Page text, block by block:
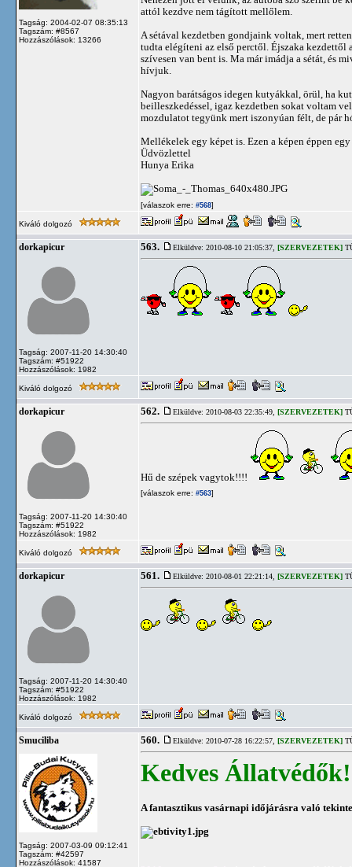
Tagság: 2004-02-07 08:35:13
Tagszám: #8567
Hozzászólások: 13266
attól kezdve nem tágított mellőlem.
A sétával kezdetben gondjaink voltak, mert
tudta elégíteni az első perctől. Éjszaka
szívesen van bent is. Ma már imádja a sétát, és
hívjuk.
Nagyon barátságos idegen kutyákkal, örül, ha
beilleszkedéssel, igaz kezdetben sokat voltam
mozdulatot tegyünk mert iszonyúan félt, de pár
Mellékelek egy képet is. Ezen a képen éppen
Üdvözlettel
Hunya Erika
[válaszok erre: #568]
Kiváló dolgozó
dorkapicur
Tagság: 2007-11-20 14:30:40
Tagszám: #51922
Hozzászólások: 1982
563. Elküldve: 2010-08-10 21:05:37, [SZERVEZETEK]
Kiváló dolgozó
dorkapicur
Tagság: 2007-11-20 14:30:40
Tagszám: #51922
Hozzászólások: 1982
562. Elküldve: 2010-08-03 22:35:49, [SZERVEZETEK]
Hű de szépek vagytok!!!!
[válaszok erre: #563]
Kiváló dolgozó
dorkapicur
Tagság: 2007-11-20 14:30:40
Tagszám: #51922
Hozzászólások: 1982
561. Elküldve: 2010-08-01 22:21:14, [SZERVEZETEK]
Kiváló dolgozó
Smuciliba
Tagság: 2007-03-09 09:12:41
Tagszám: #42597
Hozzászólások: 41587
560. Elküldve: 2010-07-28 16:22:57, [SZERVEZETEK]
Kedves Állatvédők!
A fantasztikus vasárnapi időjárásra való